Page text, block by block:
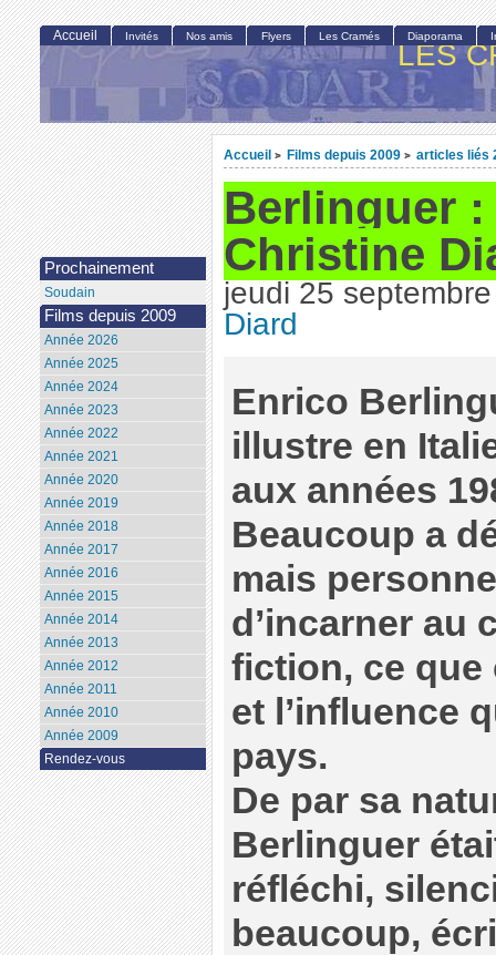
LES
Accueil > Films depuis 2009 > articles liés
Berlinguer
Christine
jeudi 25
Diard
Enrico
illustre en
aux années
Beaucoup a
mais
d’incarner au
fiction, ce que
et l’influence
pays.
De par sa
Berlinguer
réfléchi,
beaucoup,
Accueil Invités Nos amis Flyers Les Cramés Diaporama
Prochainement
Soudain
Films depuis 2009
Année 2026
Année 2025
Année 2024
Année 2023
Année 2022
Année 2021
Année 2020
Année 2019
Année 2018
Année 2017
Année 2016
Année 2015
Année 2014
Année 2013
Année 2012
Année 2011
Année 2010
Année 2009
Rendez-vous